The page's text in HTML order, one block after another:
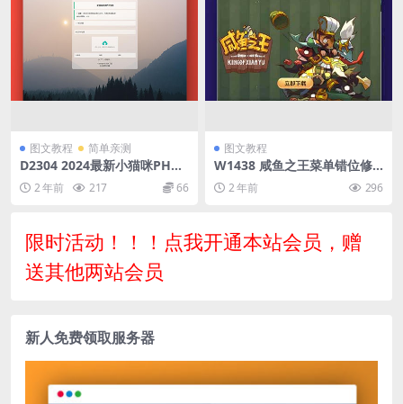
图文教程 简单亲测
D2304 2024最新小猫咪PHP
加密系统源码V1.41带后台
2 年前 217 66
图文教程
W1438 咸鱼之王菜单错位修
复和修改教程 PS：供参考
2 年前 296
限时活动！！！点我开通本站会员，赠
送其他两站会员
新人免费领取服务器